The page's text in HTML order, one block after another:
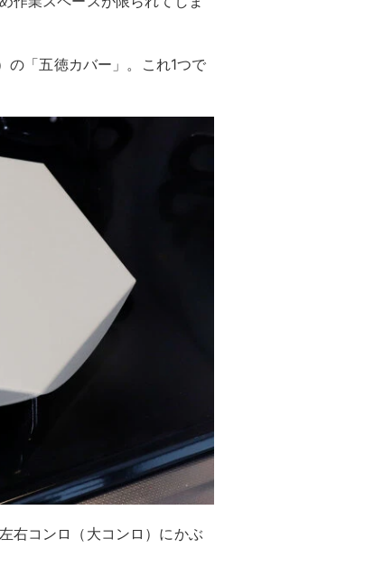
の「五徳カバー」。これ1つで
右コンロ（大コンロ）にかぶ